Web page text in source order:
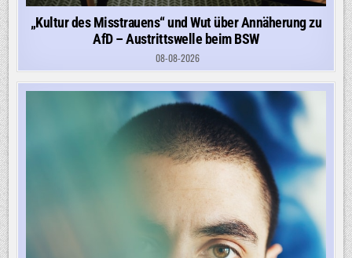
„Kultur des Misstrauens“ und Wut über Annäherung zu
AfD – Austrittswelle beim BSW
08-08-2026